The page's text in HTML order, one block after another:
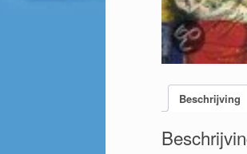
Beschrijving